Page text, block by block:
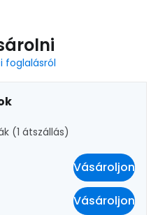
foglalásról
(1 átszállás)
Vásároljon
Vásároljon